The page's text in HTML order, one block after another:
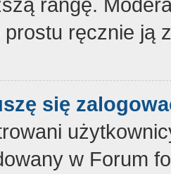
ręcznie ją
się
w Forum